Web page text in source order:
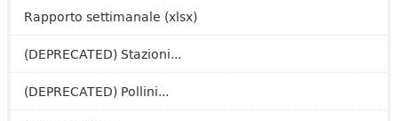
Rapporto settimanale (xlsx)
(DEPRECATED) Stazioni...
(DEPRECATED) Pollini...